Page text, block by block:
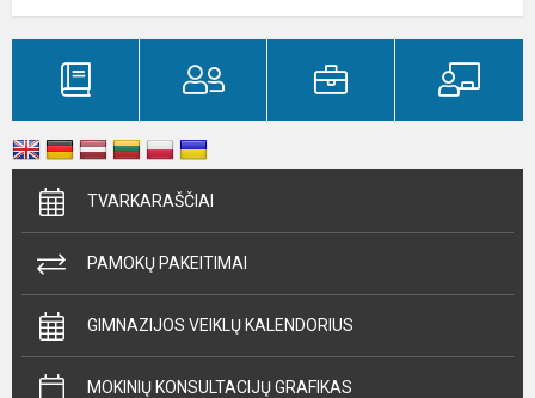
TVARKARAŠČIAI
PAMOKŲ PAKEITIMAI
GIMNAZIJOS VEIKLŲ KALENDORIUS
MOKINIŲ KONSULTACIJŲ GRAFIKAS